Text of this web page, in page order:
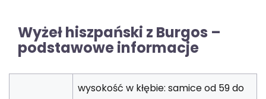
Wyżeł hiszpański z Burgos –
podstawowe informacje
wysokość w kłębie: samice od 59 do